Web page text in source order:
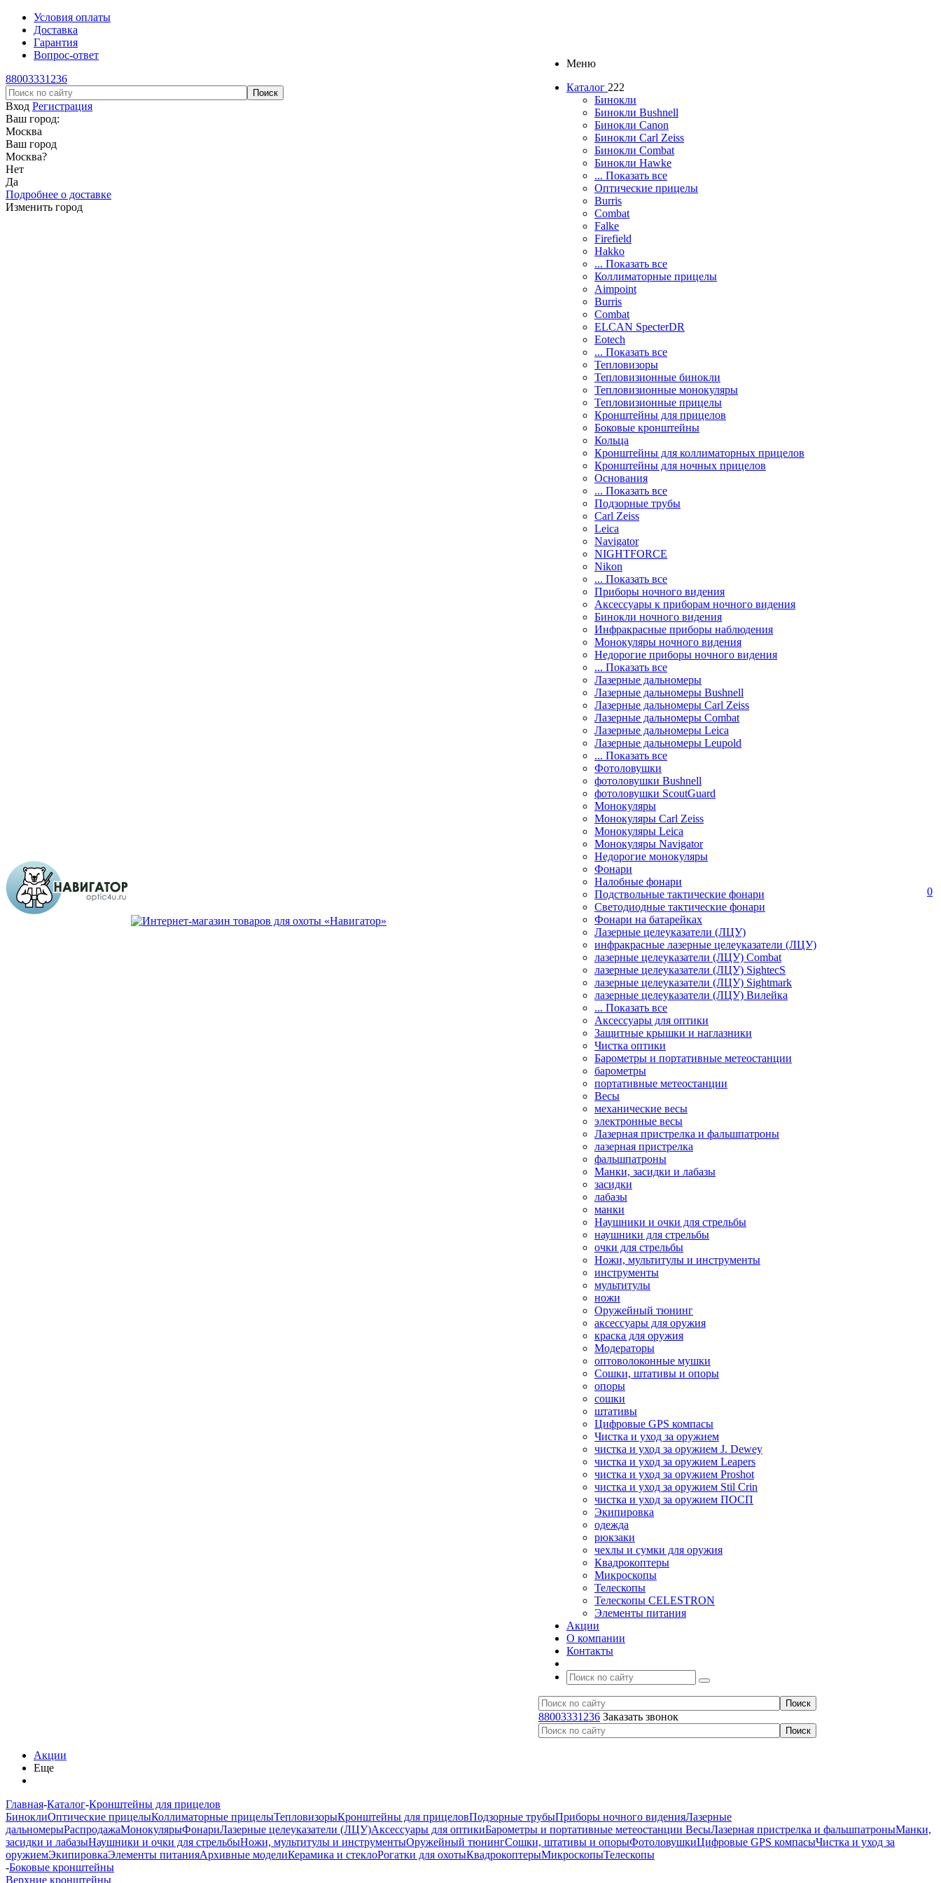
Условия оплаты
Доставка
Гарантия
Вопрос-ответ
88003331236
Вход Регистрация
Ваш город:
Москва
Ваш город
Москва?
Нет
Да
Подробнее о доставке
Изменить город
Меню
Каталог 222
Бинокли
Бинокли Bushnell
Бинокли Canon
Бинокли Carl Zeiss
Бинокли Combat
Бинокли Hawke
... Показать все
Оптические прицелы
Burris
Combat
Falke
Firefield
Hakko
... Показать все
Коллиматорные прицелы
Aimpoint
Burris
Combat
ELCAN SpecterDR
Eotech
... Показать все
Тепловизоры
Тепловизионные бинокли
Тепловизионные монокуляры
Тепловизионные прицелы
Кронштейны для прицелов
Боковые кронштейны
Кольца
Кронштейны для коллиматорных прицелов
Кронштейны для ночных прицелов
Основания
... Показать все
Подзорные трубы
Carl Zeiss
Leica
Navigator
NIGHTFORCE
Nikon
... Показать все
Приборы ночного видения
Аксессуары к приборам ночного видения
Бинокли ночного видения
Инфракрасные приборы наблюдения
Монокуляры ночного видения
Недорогие приборы ночного видения
... Показать все
Лазерные дальномеры
Лазерные дальномеры Bushnell
Лазерные дальномеры Carl Zeiss
Лазерные дальномеры Combat
Лазерные дальномеры Leica
Лазерные дальномеры Leupold
... Показать все
Фотоловушки
фотоловушки Bushnell
фотоловушки ScoutGuard
Монокуляры
Монокуляры Carl Zeiss
Монокуляры Leica
Монокуляры Navigator
Недорогие монокуляры
Фонари
Налобные фонари
Подствольные тактические фонари
Светодиодные тактические фонари
Фонари на батарейках
Лазерные целеуказатели (ЛЦУ)
инфракрасные лазерные целеуказатели (ЛЦУ)
лазерные целеуказатели (ЛЦУ) Combat
лазерные целеуказатели (ЛЦУ) SightecS
лазерные целеуказатели (ЛЦУ) Sightmark
лазерные целеуказатели (ЛЦУ) Вилейка
... Показать все
Аксессуары для оптики
Защитные крышки и наглазники
Чистка оптики
Барометры и портативные метеостанции
барометры
портативные метеостанции
Весы
механические весы
электронные весы
Лазерная пристрелка и фальшпатроны
лазерная пристрелка
фальшпатроны
Манки, засидки и лабазы
засидки
лабазы
манки
Наушники и очки для стрельбы
наушники для стрельбы
очки для стрельбы
Ножи, мультитулы и инструменты
инструменты
мультитулы
ножи
Оружейный тюнинг
аксессуары для оружия
краска для оружия
Модераторы
оптоволоконные мушки
Сошки, штативы и опоры
опоры
сошки
штативы
Цифровые GPS компасы
Чистка и уход за оружием
чистка и уход за оружием J. Dewey
чистка и уход за оружием Leapers
чистка и уход за оружием Proshot
чистка и уход за оружием Stil Crin
чистка и уход за оружием ПОСП
Экипировка
одежда
рюкзаки
чехлы и сумки для оружия
Квадрокоптеры
Микроскопы
Телескопы
Телескопы CELESTRON
Элементы питания
Акции
О компании
Контакты
88003331236 Заказать звонок
0
Акции
Еще
Главная-Каталог-Кронштейны для прицелов
БиноклиОптические прицелыКоллиматорные прицелыТепловизорыКронштейны для прицеловПодзорные трубыПриборы ночного виденияЛазерные
дальномерыРаспродажаМонокулярыФонариЛазерные целеуказатели (ЛЦУ)Аксессуары для оптикиБарометры и портативные метеостанции ВесыЛазерная пристрелка и фальшпатроныМанки,
засидки и лабазыНаушники и очки для стрельбыНожи, мультитулы и инструментыОружейный тюнингСошки, штативы и опорыФотоловушкиЦифровые GPS компасыЧистка и уход за
оружиемЭкипировкаЭлементы питанияАрхивные моделиКерамика и стеклоРогатки для охотыКвадрокоптерыМикроскопыТелескопы
-Боковые кронштейны
Верхние кронштейны